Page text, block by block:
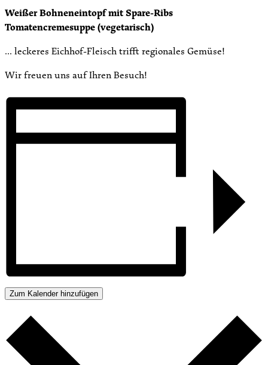
Weißer Bohneneintopf mit Spare-Ribs
Tomatencremesuppe (vegetarisch)
… leckeres Eichhof-Fleisch trifft regionales Gemüse!
Wir freuen uns auf Ihren Besuch!
Zum Kalender hinzufügen